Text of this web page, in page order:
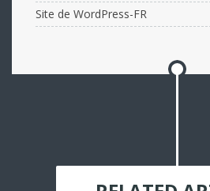
Site de WordPress-FR